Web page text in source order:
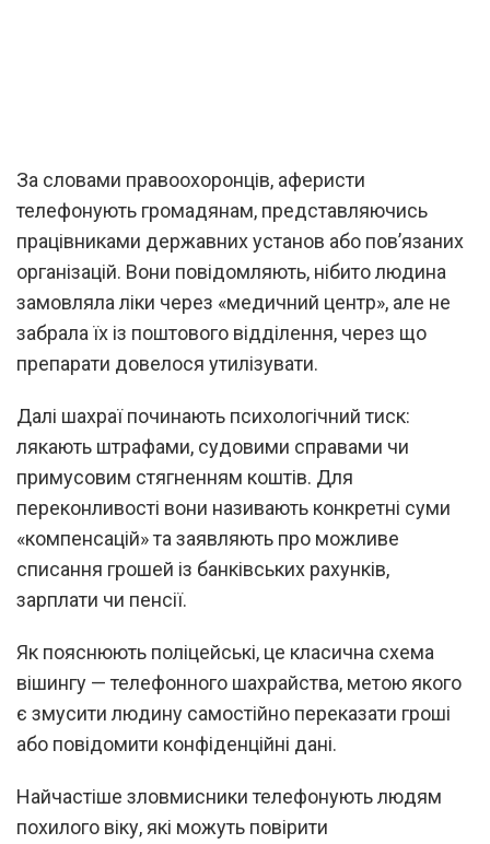
За словами правоохоронців, аферисти
телефонують громадянам, представляючись
працівниками державних установ або пов’язаних
організацій. Вони повідомляють, нібито людина
замовляла ліки через «медичний центр», але не
забрала їх із поштового відділення, через що
препарати довелося утилізувати.
Далі шахраї починають психологічний тиск:
лякають штрафами, судовими справами чи
примусовим стягненням коштів. Для
переконливості вони називають конкретні суми
«компенсацій» та заявляють про можливе
списання грошей із банківських рахунків,
зарплати чи пенсії.
Як пояснюють поліцейські, це класична схема
вішингу — телефонного шахрайства, метою якого
є змусити людину самостійно переказати гроші
або повідомити конфіденційні дані.
Найчастіше зловмисники телефонують людям
похилого віку, які можуть повірити